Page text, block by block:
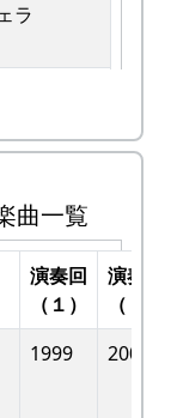
果たして
が見守る
。
加美の里
ができま
年分」でし
取り、バ
てたら、
たのを覚
ラ
ポン四郎
ポン四郎
曲一覧
演奏回
（１）
演奏回
（２）
1999 2002